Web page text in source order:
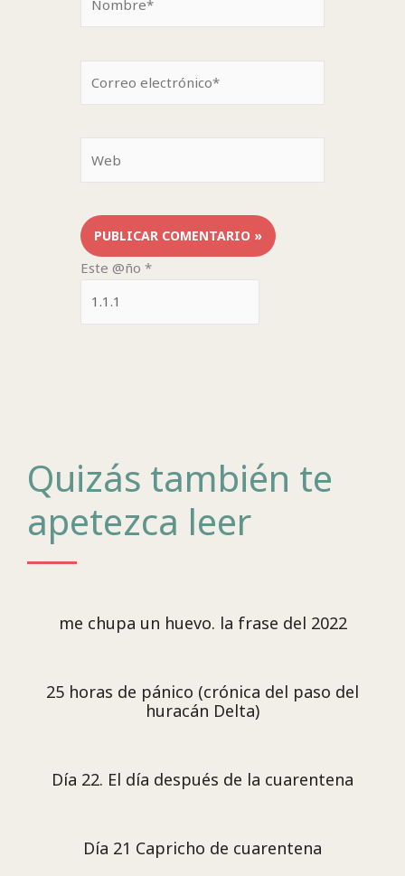
electrónico*
Este @ño *
Quizás también te
apetezca leer
me chupa un huevo. la frase del 2022
25 horas de pánico (crónica del paso del
huracán Delta)
Día 22. El día después de la cuarentena
Día 21 Capricho de cuarentena